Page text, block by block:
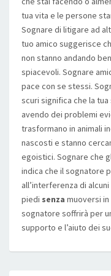
tua vita e le persone
Sognare di litigare ad
tuo amico suggerisce
non stanno andando
spiacevoli. Sognare
pace con se stessi.
scuri significa che la
avendo dei problemi
trasformano in animali
nascosti e stanno
egoistici. Sognare che
indica che il sognatore
all’interferenza di
piedi senza muoversi
sognatore soffrirà per
supporto e l’aiuto dei